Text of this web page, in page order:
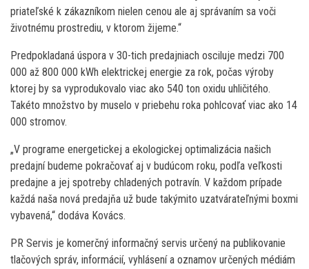
priateľské k zákazníkom nielen cenou ale aj správaním sa voči
životnému prostrediu, v ktorom žijeme.“
Predpokladaná úspora v 30-tich predajniach osciluje medzi 700
000 až 800 000 kWh elektrickej energie za rok, počas výroby
ktorej by sa vyprodukovalo viac ako 540 ton oxidu uhličitého.
Takéto množstvo by muselo v priebehu roka pohlcovať viac ako 14
000 stromov.
„V programe energetickej a ekologickej optimalizácia našich
predajní budeme pokračovať aj v budúcom roku, podľa veľkosti
predajne a jej spotreby chladených potravín. V každom prípade
každá naša nová predajňa už bude takýmito uzatvárateľnými boxmi
vybavená,“ dodáva Kovács.
PR Servis je komerčný informačný servis určený na publikovanie
tlačových správ, informácií, vyhlásení a oznamov určených médiám